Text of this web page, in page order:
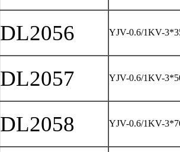
DL2056 YJV-0.6/1KV-
DL2057 YJV-0.6/1KV-
DL2058 YJV-0.6/1KV-